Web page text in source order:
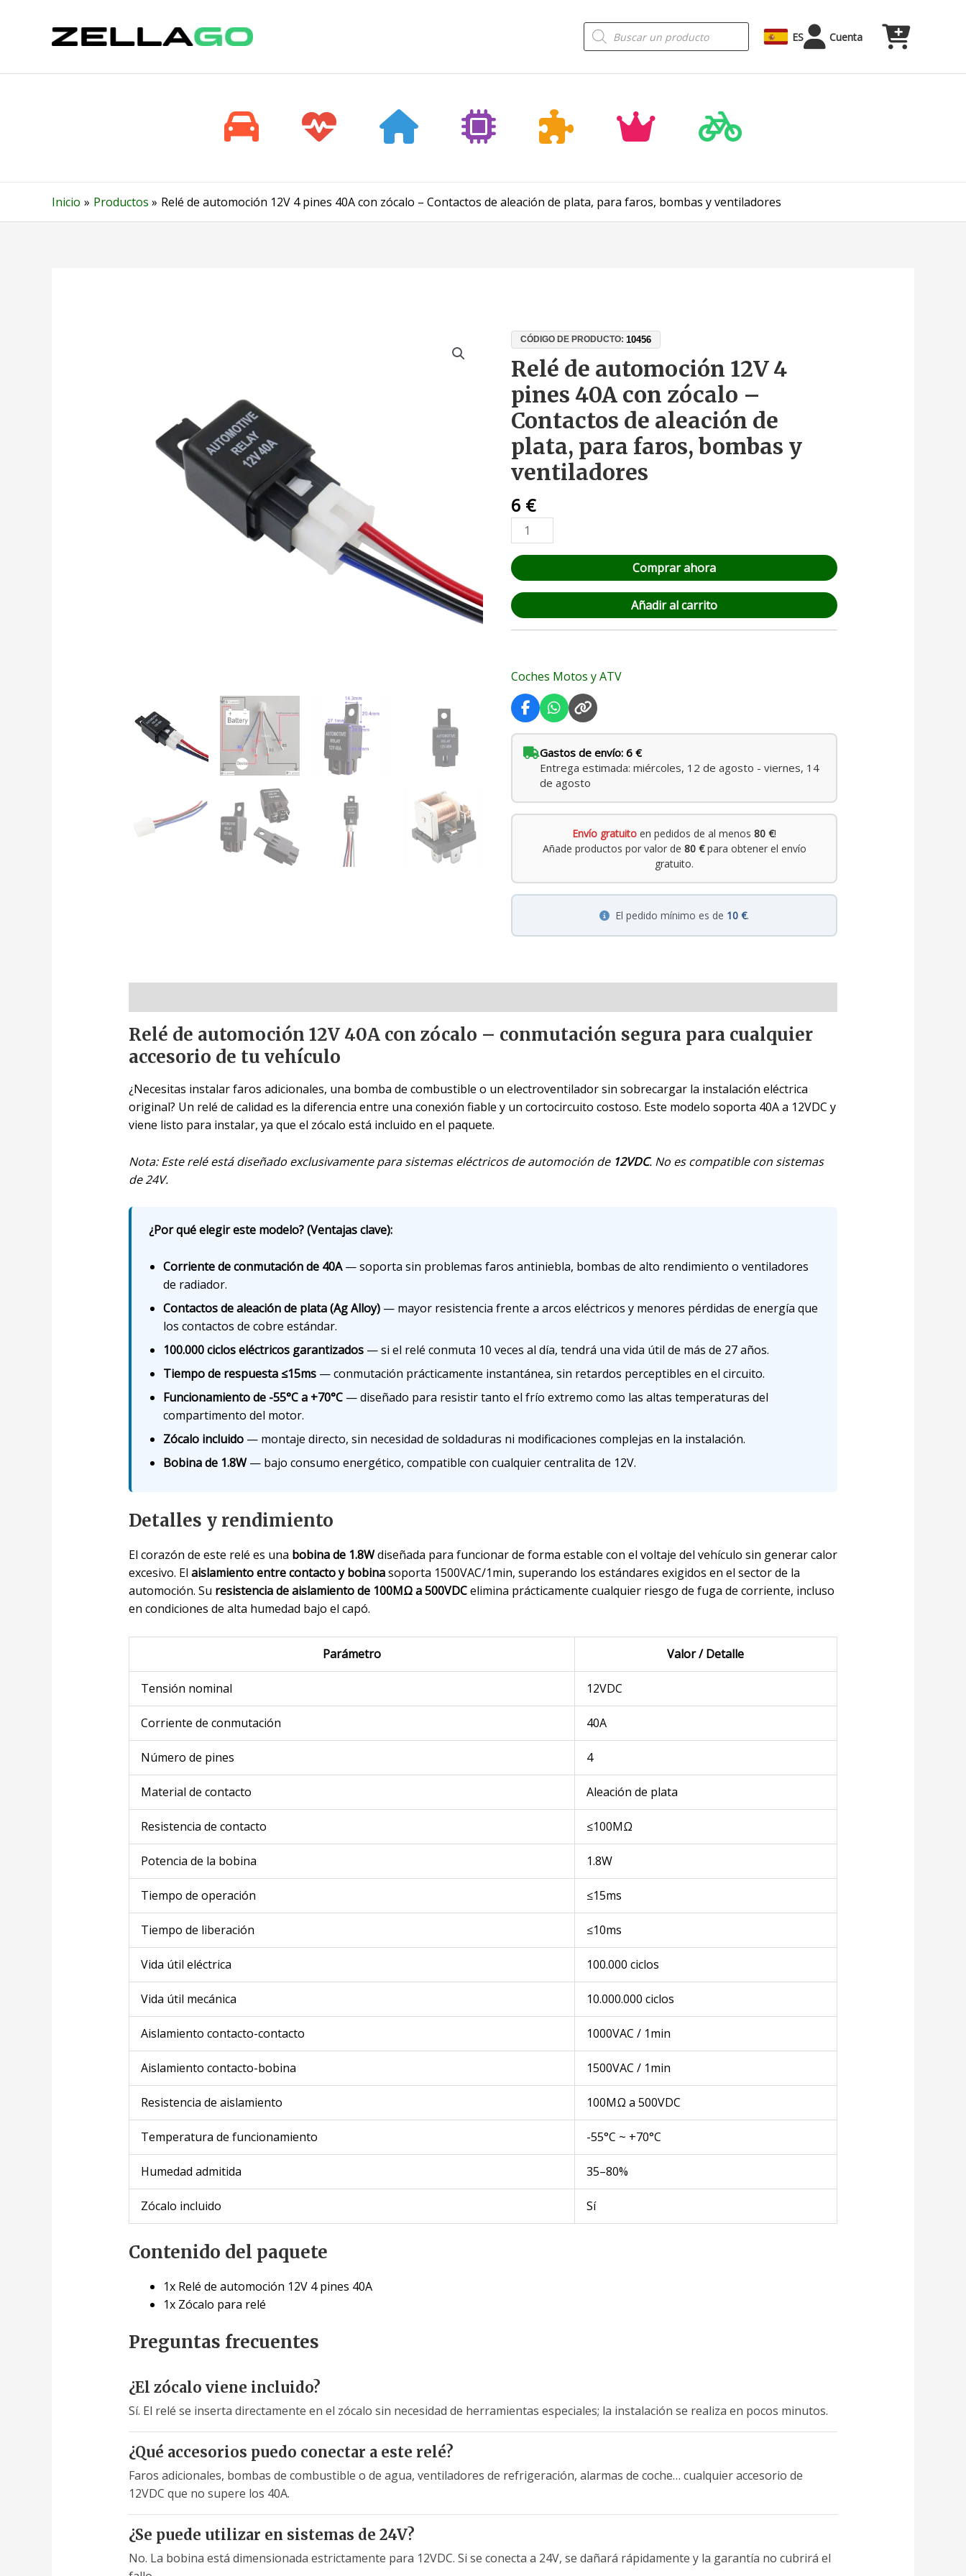
contenido
Búsqueda
de
productos
ES Cuenta
Inicio Productos Relé de automoción 12V 4 pines 40A con zócalo – Contactos de aleación de plata, para faros, bombas y ventiladores
CÓDIGO DE PRODUCTO:10456
Relé de automoción 12V 4
pines 40A con zócalo –
Contactos de aleación de
plata, para faros, bombas y
ventiladores
6 €
Relé
automoción
12V
4
pines
40A
con
zócalo
–
Contactos
aleación
de
plata,
para
ventiladores
cantidad
Comprar ahora
Añadir al carrito
Coches Motos y ATV
Gastos de envío: 6 €
Entrega estimada: miércoles, 12 de agosto - viernes, 14
de agosto
Envío gratuito en pedidos de al menos80 €!
Añade productos por valor de 80 €para obtener el envío
gratuito.
El pedido mínimo es de 10 €.
Relé de automoción 12V 40A con zócalo – conmutación segura para cualquier
accesorio de tu vehículo
¿Necesitas instalar faros adicionales, una bomba de combustible o un electroventilador sin sobrecargar la instalación eléctrica
original? Un relé de calidad es la diferencia entre una conexión fiable y un cortocircuito costoso. Este modelo soporta 40A a 12VDC y
viene listo para instalar, ya que el zócalo está incluido en el paquete.
Nota: Este relé está diseñado exclusivamente para sistemas eléctricos de automoción de 12VDC. No es compatible con sistemas
de 24V.
¿Por qué elegir este modelo? (Ventajas clave):
Corriente de conmutación de 40A— soporta sin problemas faros antiniebla, bombas de alto rendimiento o ventiladores
de radiador.
Contactos de aleación de plata (Ag Alloy)— mayor resistencia frente a arcos eléctricos y menores pérdidas de energía que
los contactos de cobre estándar.
100.000 ciclos eléctricos garantizados— si el relé conmuta 10 veces al día, tendrá una vida útil de más de 27 años.
Tiempo de respuesta ≤15ms— conmutación prácticamente instantánea, sin retardos perceptibles en el circuito.
Funcionamiento de -55°C a +70°C— diseñado para resistir tanto el frío extremo como las altas temperaturas del
compartimento del motor.
Zócalo incluido— montaje directo, sin necesidad de soldaduras ni modificaciones complejas en la instalación.
Bobina de 1.8W— bajo consumo energético, compatible con cualquier centralita de 12V.
Detalles y rendimiento
El corazón de este relé es una bobina de 1.8Wdiseñada para funcionar de forma estable con el voltaje del vehículo sin generar calor
excesivo. El aislamiento entre contacto y bobinasoporta 1500VAC/1min, superando los estándares exigidos en el sector de la
automoción. Su resistencia de aislamiento de 100MΩ a 500VDCelimina prácticamente cualquier riesgo de fuga de corriente, incluso
en condiciones de alta humedad bajo el capó.
Parámetro Valor / Detalle
Tensión nominal 12VDC
Corriente de conmutación 40A
Número de pines 4
Material de contacto Aleación de plata
Resistencia de contacto ≤100MΩ
Potencia de la bobina 1.8W
Tiempo de operación ≤15ms
Tiempo de liberación ≤10ms
Vida útil eléctrica 100.000 ciclos
Vida útil mecánica 10.000.000 ciclos
Aislamiento contacto-contacto 1000VAC / 1min
Aislamiento contacto-bobina 1500VAC / 1min
Resistencia de aislamiento 100MΩ a 500VDC
Temperatura de funcionamiento -55°C ~ +70°C
Humedad admitida 35–80%
Zócalo incluido Sí
Contenido del paquete
1x Relé de automoción 12V 4 pines 40A
1x Zócalo para relé
Preguntas frecuentes
¿El zócalo viene incluido?
Sí. El relé se inserta directamente en el zócalo sin necesidad de herramientas especiales; la instalación se realiza en pocos minutos.
¿Qué accesorios puedo conectar a este relé?
Faros adicionales, bombas de combustible o de agua, ventiladores de refrigeración, alarmas de coche… cualquier accesorio de
12VDC que no supere los 40A.
¿Se puede utilizar en sistemas de 24V?
No. La bobina está dimensionada estrictamente para 12VDC. Si se conecta a 24V, se dañará rápidamente y la garantía no cubrirá el